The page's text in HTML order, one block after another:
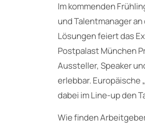
Im kommenden
und Talentmanager
Lösungen feiert das
Postpalast München
Aussteller, Speaker
erlebbar. Europäische
dabei im Line-up den
Wie finden